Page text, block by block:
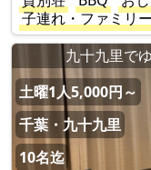
子連れ・ファミリ
九十九里で
土曜1人5,000円～
千葉・九十九里
10名迄